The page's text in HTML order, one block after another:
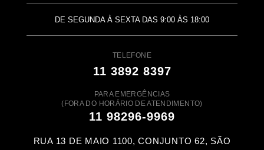
DE SEGUNDA À SEXTA DAS 9:00 ÀS 18:00
TELEFONE
11 3892 8397
PARA EMERGÊNCIAS
(FORA DO HORÁRIO DE ATENDIMENTO)
11 98296-9969
RUA 13 DE MAIO 1100, CONJUNTO 62, SÃO